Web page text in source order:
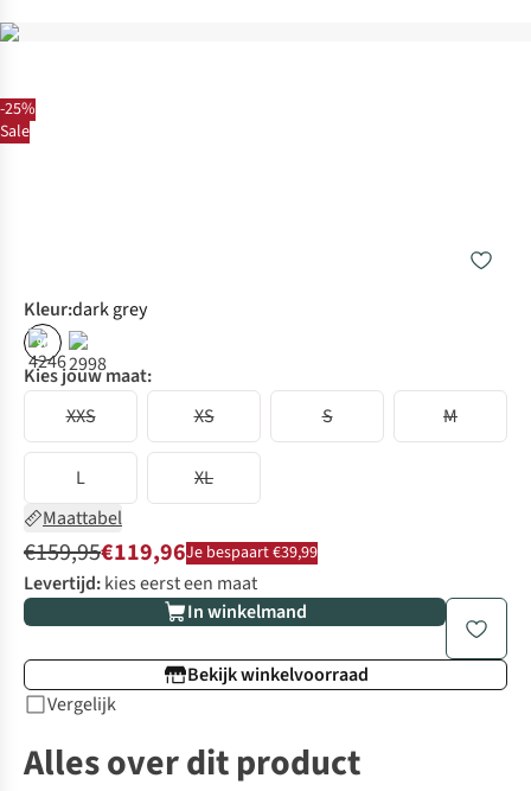
-25%
Sale
Kleur:dark grey
%
Kies jouw maat:
XXS
XS S M
L
XL
Maattabel
€159,95€119,96Je bespaart €39,99
Levertijd:kies eerst een maat
In winkelmand
Bekijk winkelvoorraad
Vergelijk
Alles over dit product